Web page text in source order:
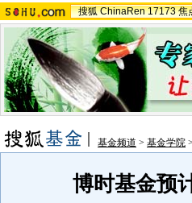
搜狐 ChinaRen 17173 焦
基金频道 > 基金学院 >
博时基金预